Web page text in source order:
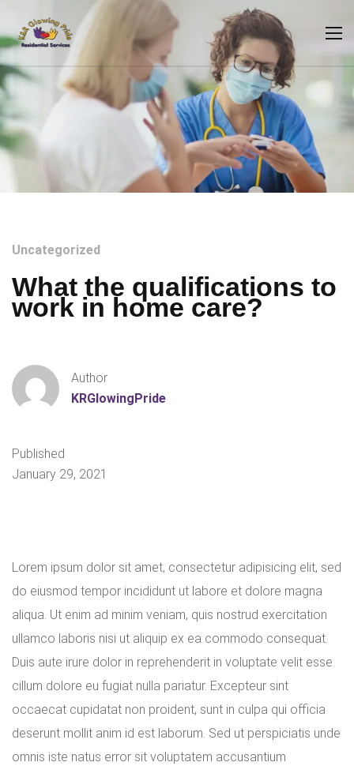
Uncategorized
What the qualifications to
work in home care?
Author
KRGlowingPride
Published
January 29, 2021
Lorem ipsum dolor sit amet, consectetur adipisicing elit, sed
do eiusmod tempor incididunt ut labore et dolore magna
aliqua. Ut enim ad minim veniam, quis nostrud exercitation
ullamco laboris nisi ut aliquip ex ea commodo consequat.
Duis aute irure dolor in reprehenderit in voluptate velit esse
cillum dolore eu fugiat nulla pariatur. Excepteur sint
occaecat cupidatat non proident, sunt in culpa qui officia
deserunt mollit anim id est laborum. Sed ut perspiciatis unde
omnis iste natus error sit voluptatem accusantium